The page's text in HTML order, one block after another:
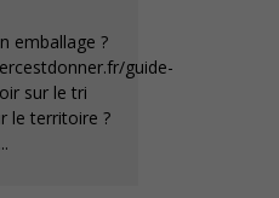
emballage ?
guide-
sur le tri
le territoire ?